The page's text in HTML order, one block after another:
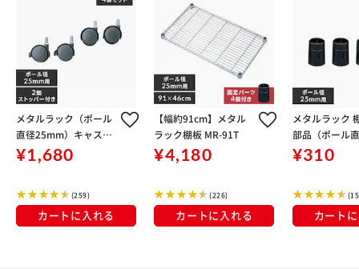
メタルラック（ポール
直径25mm）キャスタ
ー MR-45C 4個入り
¥1,680
(259)
カートに入れる
【幅約91cm】メタル
ラック棚板 MR-91T
¥4,180
(226)
カートに入れる
メタルラック
部品（ポール
m） MR-4K
¥310
カート